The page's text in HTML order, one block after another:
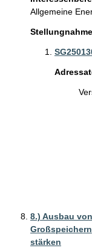
Allgemeine
8.) Ausbau
stärken